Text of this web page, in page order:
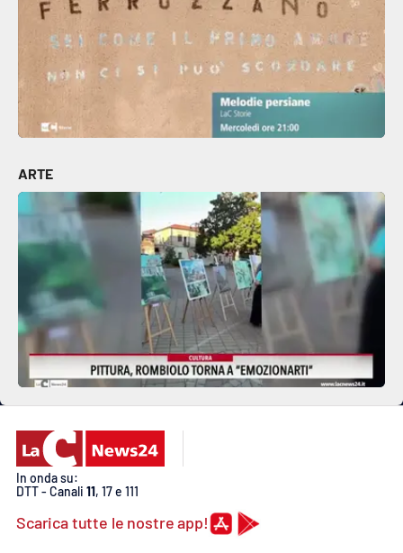
LaC TV
LaC Network
EDIZIONI
LOCALI
Catanzaro
Crotone
Vibo Valentia
Reggio Calabria
Lamezia Terme
SPECIALI
ARTE
In onda su:
DTT - Canali 11, 17 e 111
Scarica tutte le nostre app!